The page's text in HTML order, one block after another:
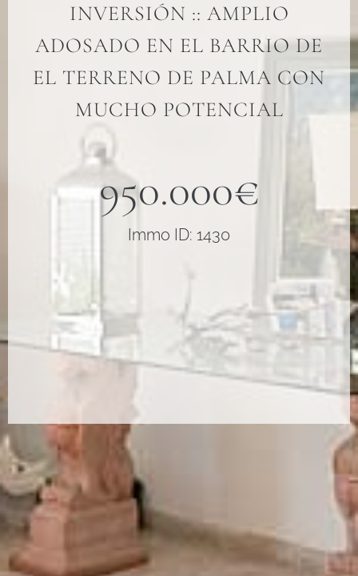
INVERSIÓN :: AMPLIO
ADOSADO EN EL BARRIO DE
EL TERRENO DE PALMA CON
MUCHO POTENCIAL
950.000€
Immo ID: 1430